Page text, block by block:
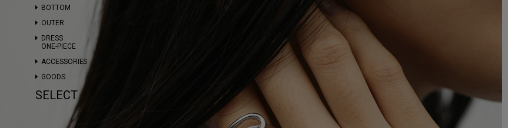
BOTTOM
OUTER
DRESS
ONE-PIECE
ACCESSORIES
GOODS
SELECT